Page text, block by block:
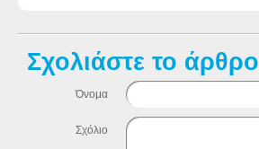
Σχολιάστε το άρθρο
Όνομα
Σχόλιο